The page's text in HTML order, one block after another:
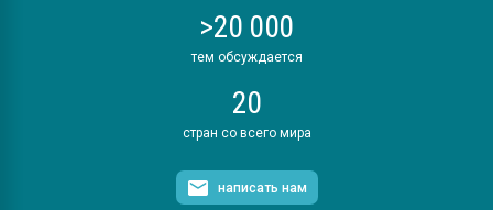
>20 000
тем обсуждается
20
стран со всего мира
написать нам